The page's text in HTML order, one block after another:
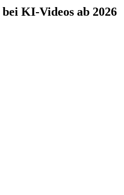
KI-Videos ab 2026